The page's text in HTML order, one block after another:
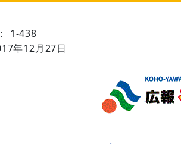
1-438
年12月27日